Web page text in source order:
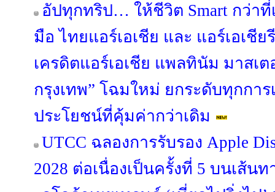
อัปทุกทริป… ให้ชีวิต Smart กว่าที่
มือ ไทยแอร์เอเชีย และ แอร์เอเชีย
เครดิตแอร์เอเชีย แพลทินัม มาสเ
กรุงเทพ” โฉมใหม่ ยกระดับทุกกา
ประโยชน์ที่คุ้มค่ากว่าเดิม
UTCC ฉลองการรับรอง Apple
2028 ต่อเนื่องเป็นครั้งที่ 5 บนเส้นท